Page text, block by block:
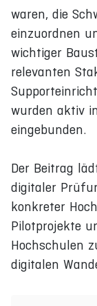
waren, die
einzuordnen
wichtiger
relevanten
wurden aktiv
eingebunden.
Der Beitrag
digitaler
konkreter
Pilotprojekte
Hochschulen
digitalen